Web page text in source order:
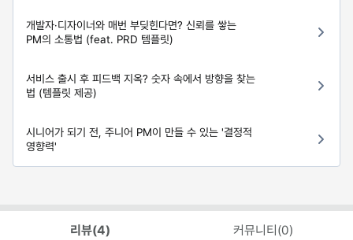
개발자·디자이너와 매번 부딪힌다면? 신뢰를 쌓는
PM의 소통법 (feat. PRD 템플릿)
서비스 출시 후 피드백 지옥? 숫자 속에서 방향을 찾는
법 (템플릿 제공)
시니어가 되기 전, 주니어 PM이 만들 수 있는 '결정적
영향력'
리뷰(4) 커뮤니티(0)